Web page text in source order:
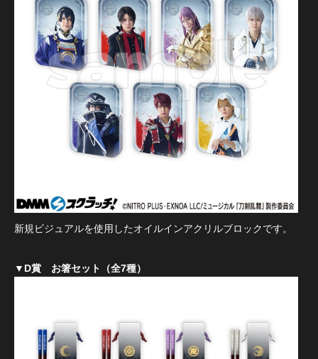
新規ビジュアルを使用したオイルインアクリルブロックです。
▼D賞 お箸セット（全7種）